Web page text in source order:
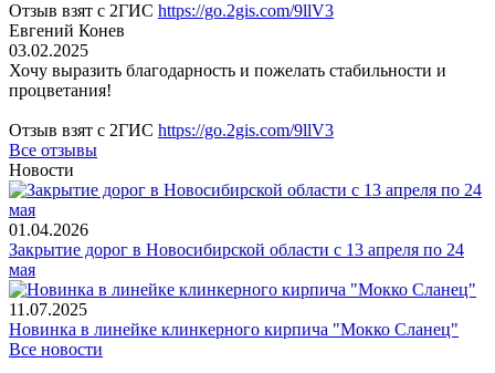
Отзыв взят с 2ГИС https://go.2gis.com/9llV3
Евгений Конев
03.02.2025
Хочу выразить благодарность и пожелать стабильности и
процветания!
Отзыв взят с 2ГИС https://go.2gis.com/9llV3
Все отзывы
Новости
01.04.2026
Закрытие дорог в Новосибирской области с 13 апреля по 24
мая
11.07.2025
Новинка в линейке клинкерного кирпича "Мокко Сланец"
Все новости